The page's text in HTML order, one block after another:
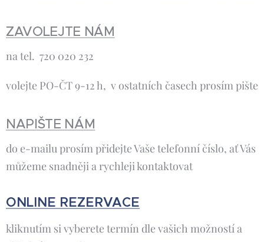
ZAVOLEJTE NÁM
na tel. 720 020 232
volejte PO-ČT 9-12 h, v ostatních časech prosím pište
NAPIŠTE NÁM
do e-mailu prosím přidejte Vaše telefonní číslo, ať Vás
můžeme snadněji a rychleji kontaktovat
ONLINE REZERVACE
kliknutím si vyberete termín dle vašich možností a